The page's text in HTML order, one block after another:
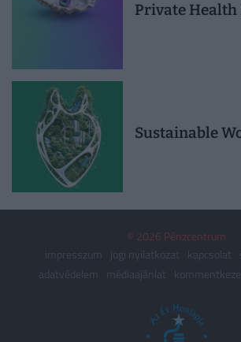
Private Health
Sustainable
© 2026 Pénzcentrum
impresszum
jogi nyilatkozat kapcsolat
adatvédelem
médiaajánlat